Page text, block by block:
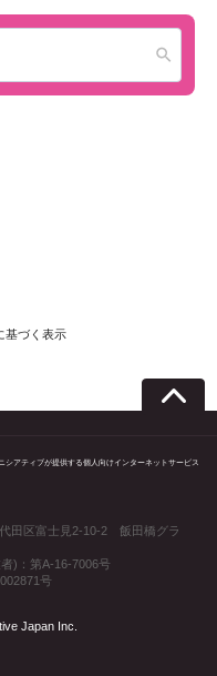
基づく表示
シアティブが提供する個人向けインターネットサービス
田区富士見2-10-2 飯田橋グラ
)：第A-16-7006号
号
Japan Inc.